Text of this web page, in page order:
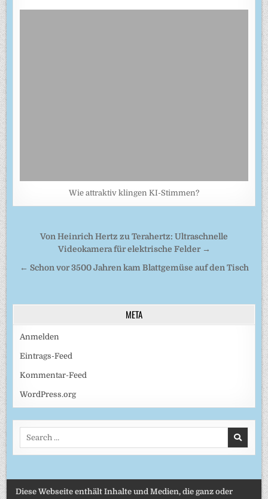
Wie attraktiv klingen KI-Stimmen?
Beitragsnavigation
Von Heinrich Hertz zu Terahertz: Ultraschnelle
Videokamera für elektrische Felder →
← Schon vor 3500 Jahren kam Blattgemüse auf den Tisch
META
Anmelden
Eintrags-Feed
Kommentar-Feed
WordPress.org
Search
Diese Webseite enthält Inhalte und Medien, die ganz oder